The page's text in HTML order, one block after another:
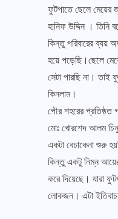
ফুটপাতে ছেলে মেয়ের
হানিফ উদ্দিন । তিনি
কিন্তু পরিবারের ব্যয়
হয়ে পড়েছি।ছেলে
সেটা পারছি না।
কিনলাম।
পৌর শহরের প্রতিষ্ঠত
মোঃ খোরশেদ আলম চিনু
একটা বেচাকেনা শুরু
কিন্তু একটু নিম্ন
করে দিয়েছে। যারা
লোকজন। এটা